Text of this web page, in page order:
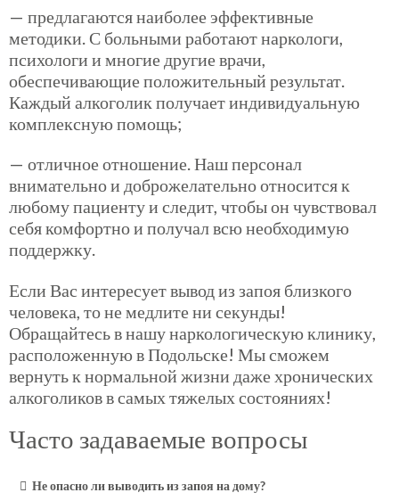
— предлагаются наиболее эффективные
методики. С больными работают наркологи,
психологи и многие другие врачи,
обеспечивающие положительный результат.
Каждый алкоголик получает индивидуальную
комплексную помощь;
— отличное отношение. Наш персонал
внимательно и доброжелательно относится к
любому пациенту и следит, чтобы он чувствовал
себя комфортно и получал всю необходимую
поддержку.
Если Вас интересует вывод из запоя близкого
человека, то не медлите ни секунды!
Обращайтесь в нашу наркологическую клинику,
расположенную в Подольске! Мы сможем
вернуть к нормальной жизни даже хронических
алкоголиков в самых тяжелых состояниях!
Часто задаваемые вопросы
Не опасно ли выводить из запоя на дому?